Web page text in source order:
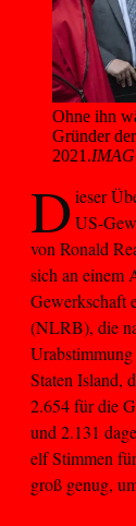
Ohne ihn
Gründer
2021.
Dieser
US-
von Ronald
sich an einem
Gewerkschaft
(NLRB), die
Staten Island,
2.654 für die
und 2.131
elf Stimmen
groß genug,